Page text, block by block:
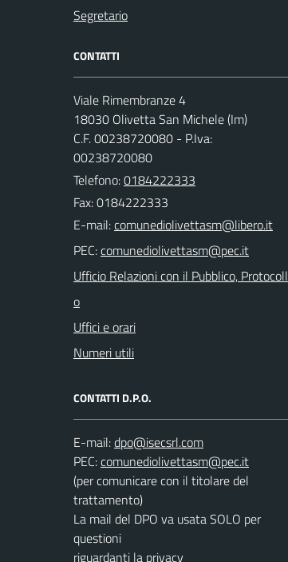
Segretario
CONTATTI
Viale Rimembranze 4
18030 Olivetta San Michele (Im)
C.F. 00238720080 - P.Iva:
00238720080
Telefono:0184222333
Fax: 0184222333
E-mail:
PEC:
Ufficio Relazioni con il Pubblico, Protocoll
o
Uffici e orari
Numeri utili
CONTATTI D.P.O.
E-mail:
PEC:
(per comunicare con il titolare del
trattamento)
La mail del DPO va usata SOLO per
questioni
riguardanti la privacy